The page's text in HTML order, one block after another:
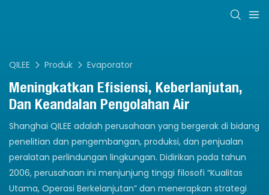
QILEE Produk Evaporator
Meningkatkan Efisiensi, Keberlanjutan,
Dan Keandalan Pengolahan Air
Shanghai QILEE adalah perusahaan yang bergerak di bidang
penelitian dan pengembangan, produksi, dan penjualan
peralatan perlindungan lingkungan. Didirikan pada tahun
2006, perusahaan ini menjunjung tinggi filosofi “Kualitas
Utama, Operasi Berkelanjutan” dan menerapkan strategi